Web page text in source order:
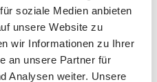
soziale Medien anbieten
unsere Website zu
wir Informationen zu Ihrer
an unsere Partner für
Analysen weiter. Unsere
in